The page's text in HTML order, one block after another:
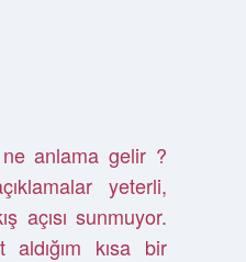
anlama gelir ?
yeterli,
açısı sunmuyor.
kısa bir